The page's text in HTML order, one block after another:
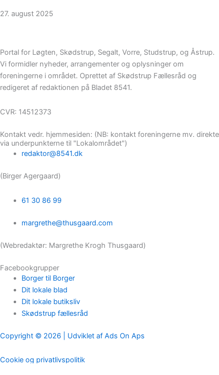
27. august 2025
Portal for Løgten, Skødstrup, Segalt, Vorre, Studstrup, og Åstrup.
Vi formidler nyheder, arrangementer og oplysninger om
foreningerne i området. Oprettet af Skødstrup Fællesråd og
redigeret af redaktionen på Bladet 8541.
CVR: 14512373
Kontakt vedr. hjemmesiden: (NB: kontakt foreningerne mv. direkte
via underpunkterne til "Lokalområdet")
redaktor@8541.dk
(Birger Agergaard)
61 30 86 99
margrethe@thusgaard.com
(Webredaktør: Margrethe Krogh Thusgaard)
Facebookgrupper
Borger til Borger
Dit lokale blad
Dit lokale butiksliv
Skødstrup fællesråd
Copyright © 2026 | Udviklet af Ads On Aps
Cookie og privatlivspolitik